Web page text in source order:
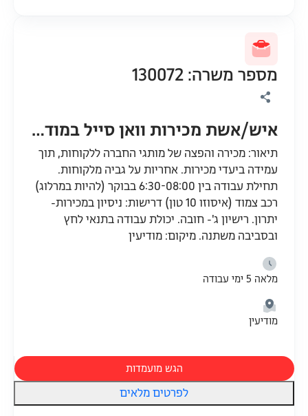
מספר משרה: 130072
איש/אשת מכירות וואן סייל במודיעין
תיאור: מכירה והפצה של מותגי החברה ללקוחות, תוך
עמידה ביעדי מכירות. אחריות על גביה מלקוחות.
תחילת עבודה בין 6:30-08:00 בבוקר (להיות במרלוג)
רכב צמוד (איסוזו 10 טון) דרישות: ניסיון במכירות-
יתרון. רישיון ג'- חובה. יכולת עבודה בתנאי לחץ
ובסביבה משתנה. מיקום: מודיעין
מלאה 5 ימי עבודה
מודיעין
הגש מועמדות
לפרטים מלאים